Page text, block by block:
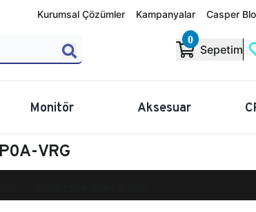
Kurumsal Çözümler Kampanyalar Casper
0
Sepetim
Monitör Aksesuar
VRG